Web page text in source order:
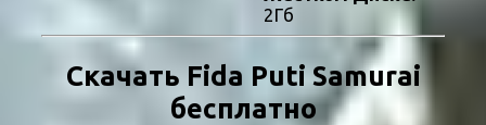
2Гб
Скачать Fida Puti Samurai
бесплатно